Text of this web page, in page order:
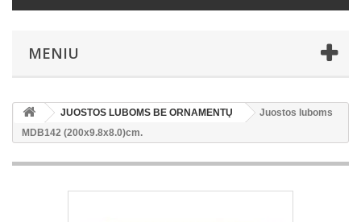
MENIU
JUOSTOS LUBOMS BE ORNAMENTŲ
Juostos luboms
MDB142 (200x9.8x8.0)cm.